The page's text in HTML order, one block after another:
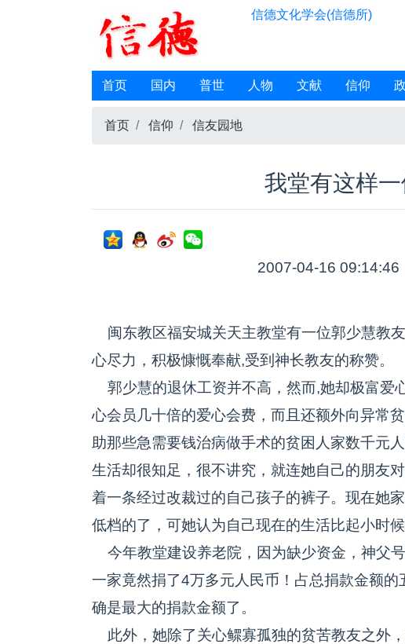
信德文化学会(信德所)
首页 国内 普世 人物 文献 信仰
首页 信仰 信友园地
我堂有这样
2007-04-16 09:14:46
闽东教区福安城关天主教堂有一位郭少慧教
心尽力，积极慷慨奉献,受到神长教友的称赞。
郭少慧的退休工资并不高，然而,她却极富爱
心会员几十倍的爱心会费，而且还额外向异常
助那些急需要钱治病做手术的贫困人家数千元
生活却很知足，很不讲究，就连她自己的朋友
着一条经过改裁过的自己孩子的裤子。现在她
低档的了，可她认为自己现在的生活比起小时候
今年教堂建设养老院，因为缺少资金，神父
一家竟然捐了4万多元人民币！占总捐款金额
确是最大的捐款金额了。
此外，她除了关心鳏寡孤独的贫苦教友之外